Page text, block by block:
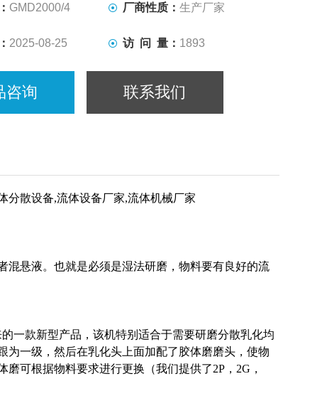
GMD2000/4 厂商性质：生产厂家
2025-08-25 访 问 量： 1893
咨询 联系我们
分散设备,流体设备厂家,流体机械厂家
混悬液。也就是必须是湿法研磨，物料要有良好的流
一款新型产品，该机特别适合于需要研磨分散乳化均
为一级，然后在乳化头上面加配了胶体磨磨头，使物
可根据物料要求进行更换（我们提供了2P，2G，